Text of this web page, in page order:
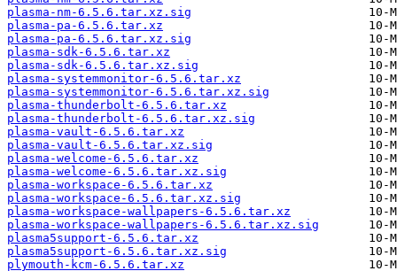
plasma-nm-6.5.6.tar.xz.sig
plasma-pa-6.5.6.tar.xz
plasma-pa-6.5.6.tar.xz.sig
plasma-sdk-6.5.6.tar.xz
plasma-sdk-6.5.6.tar.xz.sig
plasma-systemmonitor-6.5.6.tar.xz
plasma-systemmonitor-6.5.6.tar.xz.sig
plasma-thunderbolt-6.5.6.tar.xz
plasma-thunderbolt-6.5.6.tar.xz.sig
plasma-vault-6.5.6.tar.xz
plasma-vault-6.5.6.tar.xz.sig
plasma-welcome-6.5.6.tar.xz
plasma-welcome-6.5.6.tar.xz.sig
plasma-workspace-6.5.6.tar.xz
plasma-workspace-6.5.6.tar.xz.sig
plasma-workspace-wallpapers-6.5.6.tar.xz
plasma-workspace-wallpapers-6.5.6.tar.xz.sig
plasma5support-6.5.6.tar.xz
plasma5support-6.5.6.tar.xz.sig
plymouth-kcm-6.5.6.tar.xz